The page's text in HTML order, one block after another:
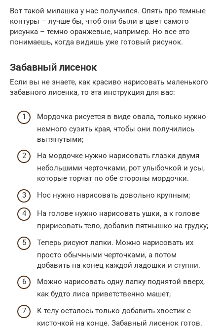
Вот такой милашка у нас получился. Опять про темные
контуры – лучше бы, чтоб они были в цвет самого
рисунка – темно оранжевые, например. Но все это
понимаешь, когда видишь уже готовый рисунок.
Забавный лисенок
Если вы не знаете, как красиво нарисовать маленького
забавного лисенка, то эта инструкция для вас:
Мордочка рисуется в виде овала, только нужно
немного сузить края, чтобы они получились
вытянутыми;
На мордочке нужно нарисовать глазки двумя
небольшими черточками, рот улыбочкой и усы,
которые торчат по обе стороны мордочки.
Нос нужно нарисовать довольно крупным;
На голове нужно нарисовать ушки, а к голове
пририсовать тело, добавив пятнышко на грудку;
Теперь рисуют лапки. Можно нарисовать их
просто обычными черточками, а потом
добавить на конец каждой ладошки и ступни.
Можно нарисовать одну лапку поднятой вверх,
как будто лиса приветственно машет;
К телу осталось только добавить хвостик с
кисточкой на конце. Забавный лисенок готов.